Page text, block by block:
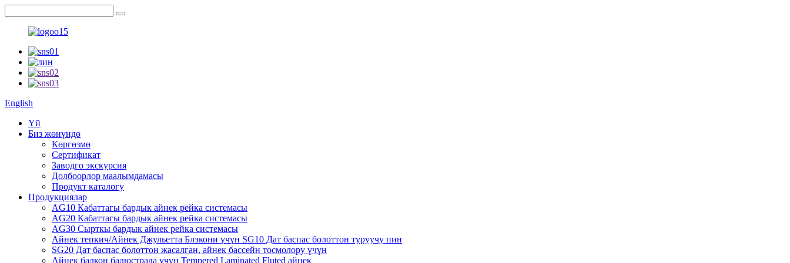
English
Үй
Биз жөнүндө
Көргөзмө
Сертификат
Заводго экскурсия
Долбоорлор маалымдамасы
Продукт каталогу
Продукциялар
AG10 Кабаттагы бардык айнек рейка системасы
AG20 Кабаттагы бардык айнек рейка системасы
AG30 Сырткы бардык айнек рейка системасы
Айнек тепкич/Айнек Джульетта Блэкони үчүн SG10 Дат баспас болоттон туруучу пин
SG20 Дат баспас болоттон жасалган, айнек бассейн тосмолору үчүн
Айнек балкон балюстрада үчүн Tempered Laminated Fluted айнек